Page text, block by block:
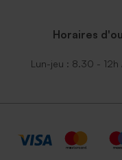
Horaires
Lun-jeu : 8.30 - 12h